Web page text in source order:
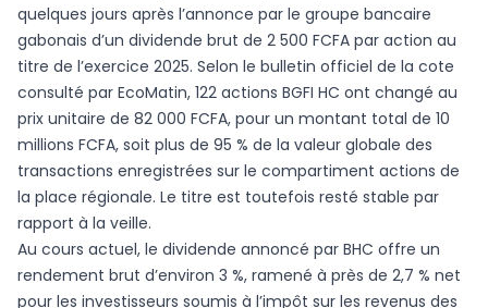
quelques jours après l’annonce par le groupe bancaire
gabonais d’un dividende brut de 2 500 FCFA par action au
titre de l’exercice 2025. Selon le bulletin officiel de la cote
consulté par EcoMatin, 122 actions BGFI HC ont changé au
prix unitaire de 82 000 FCFA, pour un montant total de 10
millions FCFA, soit plus de 95 % de la valeur globale des
transactions enregistrées sur le compartiment actions de
la place régionale. Le titre est toutefois resté stable par
rapport à la veille.
Au cours actuel, le dividende annoncé par BHC offre un
rendement brut d’environ 3 %, ramené à près de 2,7 % net
pour les investisseurs soumis à l’impôt sur les revenus des